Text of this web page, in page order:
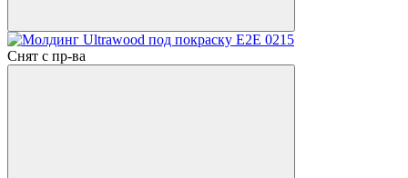
Снят с пр-ва